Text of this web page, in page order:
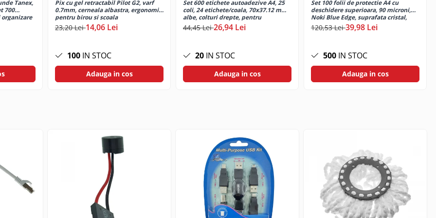
pe termen lung. Banda este potrivita pentru suprafete din hartie, carton si alte materiale usor poroase. Nu este
Tanex,
700
Pix cu gel retractabil Pilot G2, varf
0.7mm, cerneala albastra, ergonomic,
pentru birou si scoala
23,20 Lei14,06 Lei
100 IN STOC
Adauga in cos
Set 600 etichete autoadezive A4, 25
coli, 24 etichete/coala, 70x37.12 mm,
albe, colturi drepte, pentru
imprimante laser si inkjet, Tanex
44,45 Lei26,94 Lei
20 IN STOC
Adauga in cos
Set 100 folii de protectie A4 cu
deschidere superioara, 90 microni,
Noki Blue Edge, suprafata cristal,
perforate
120,53 Lei39,98 Lei
500 IN STOC
Adauga in cos